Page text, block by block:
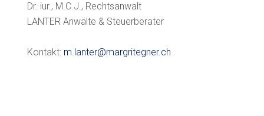
Dr. iur., M.C.J., Rechtsanwalt
LANTER Anwälte & Steuerberater
Kontakt: m.lanter@margritegner.ch